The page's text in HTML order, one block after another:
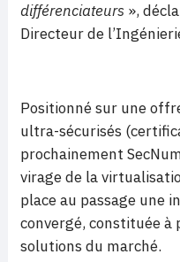
différenciateurs »,
Directeur de
Positionné sur une
ultra-sécurisés
prochainement
virage de la
place au passage une
convergé, constituée à
solutions du marché.